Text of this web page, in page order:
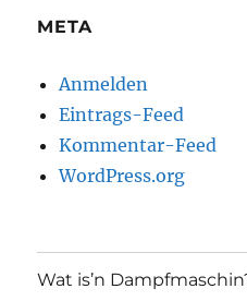
META
Anmelden
Eintrags-Feed
Kommentar-Feed
WordPress.org
Wat is’n